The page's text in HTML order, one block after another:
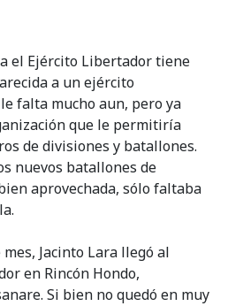
el Ejército Libertador tiene
a un ejército
falta mucho aun, pero ya
que le permitiría
de divisiones y batallones.
nuevos batallones de
aprovechada, sólo faltaba
Jacinto Lara llegó al
en Rincón Hondo,
Si bien no quedó en muy